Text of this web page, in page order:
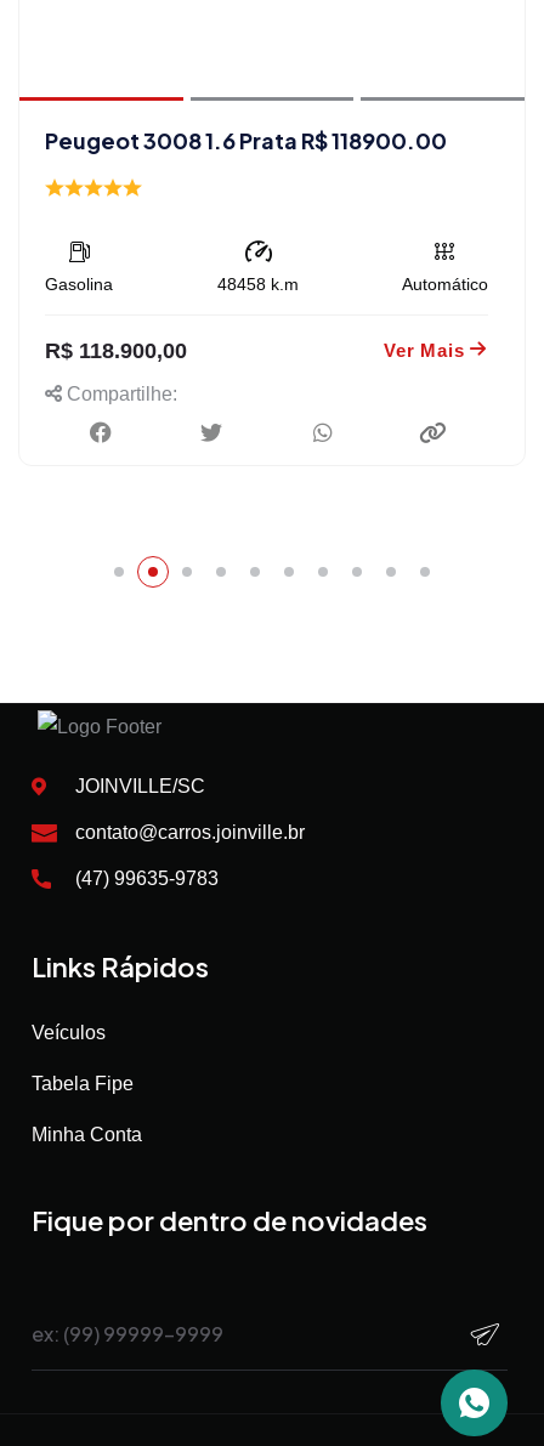
Peugeot 3008 1.6 Prata R$ 118900.00
Gasolina 48458k.m Automático
R$ 118.900,00 Ver Mais
Compartilhe:
JOINVILLE/SC
contato@carros.joinville.br
(47) 99635-9783
Links Rápidos
Veículos
Tabela Fipe
Minha Conta
Fique por dentro de novidades